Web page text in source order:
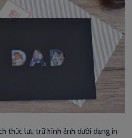
thức lưu trữ hình ảnh dưới dạng in